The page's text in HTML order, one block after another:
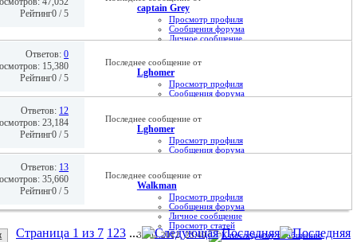
Рейтинг0 / 5
captain Grey
Просмотр профиля
Сообщения форума
Личное сообщение
13.04.2012,
Ответов:0
15,380
Рейтинг0 / 5
Последнее сообщение от
Lghomer
Просмотр профиля
Сообщения форума
09.04.2012,11:20
Ответов: 12
23,184
Рейтинг0 / 5
Последнее сообщение от
Lghomer
Просмотр профиля
Сообщения форума
02.02.2012,21:14
Ответов: 13
35,660
Рейтинг0 / 5
Последнее сообщение от
Walkman
Просмотр профиля
Сообщения форума
Личное сообщение
Просмотр статей
31.01.2012,23:49
Страница 1 из 7 1 23 ... Последняя